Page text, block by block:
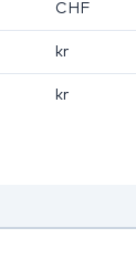
CHF
kr
kr